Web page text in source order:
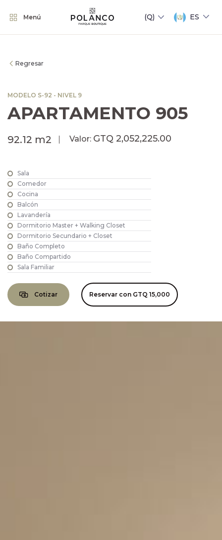
Menú ES
Regresar
MODELO S-92 - NIVEL 9
APARTAMENTO 905
92.12 m2 Valor: GTQ 2,052,225.00
Sala
Comedor
Cocina
Balcón
Lavandería
Dormitorio Master + Walking Closet
Dormitorio Secundario + Closet
Baño Completo
Baño Compartido
Sala Familiar
Cotizar Reservar con GTQ 15,000